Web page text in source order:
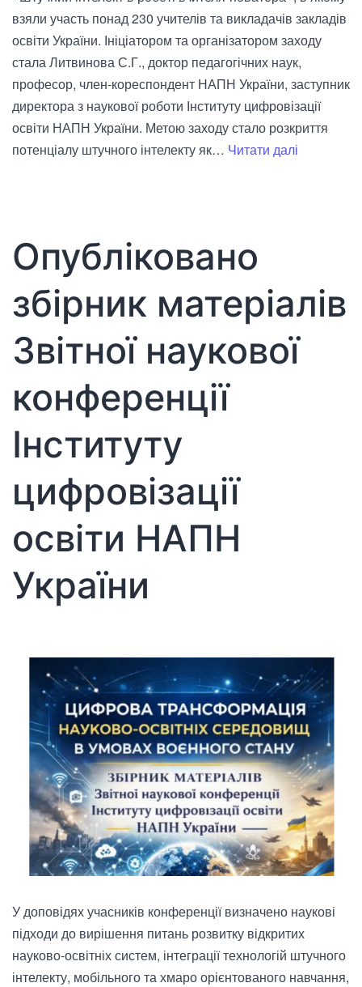
взяли участь понад 230 учителів та викладачів закладів
освіти України. Ініціатором та організатором заходу
стала Литвинова С.Г., доктор педагогічних наук,
професор, член-кореспондент НАПН України, заступник
директора з наукової роботи Інституту цифровізації
освіти НАПН України. Метою заходу стало розкриття
потенціалу штучного інтелекту як… Читати далі
інтелект
роботі
Опубліковано
збірник матеріалів
Звітної наукової
конференції
Інституту
цифровізації
освіти НАПН
України
У доповідях учасників конференції визначено наукові
підходи до вирішення питань розвитку відкритих
науково-освітніх систем, інтеграції технологій штучного
інтелекту, мобільного та хмаро орієнтованого навчання,